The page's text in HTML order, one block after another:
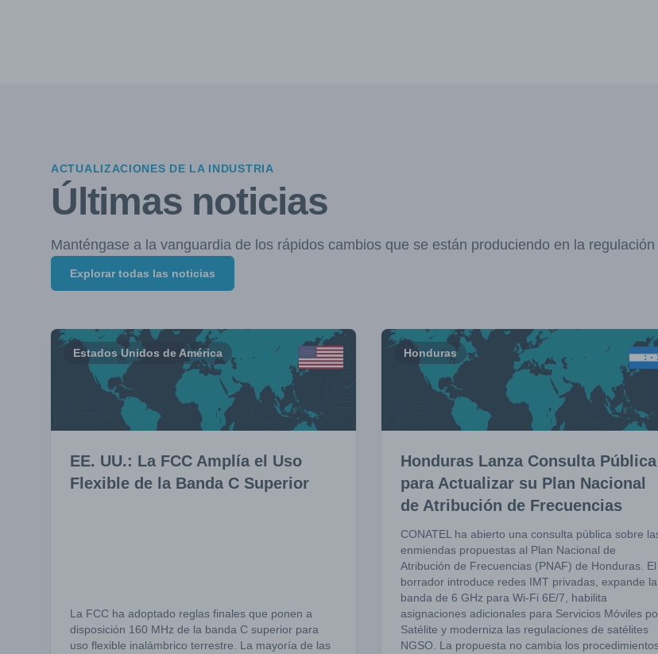
ACTUALIZACIONES DE LA INDUSTRIA
Últimas noticias
Manténgase a la vanguardia de los rápidos cambios que se están produciendo en la
Explorar todas las noticias
Estados Unidos de América
EE. UU.: La FCC Amplía el Uso
Flexible de la Banda C Superior
La FCC ha adoptado reglas finales que ponen a
disposición 160 MHz de la banda C superior para
uso flexible inalámbrico terrestre. La mayoría de las
Honduras
Honduras Lanza Consulta Pública
para Actualizar su Plan Nacional
de Atribución de Frecuencias
CONATEL ha abierto una consulta pública sobre
enmiendas propuestas al Plan Nacional de
Atribución de Frecuencias (PNAF) de Honduras. El
borrador introduce redes IMT privadas, expande la
banda de 6 GHz para Wi-Fi 6E/7, habilita
asignaciones adicionales para Servicios Móviles
Satélite y moderniza las regulaciones de satélites
NGSO. La propuesta no cambia los